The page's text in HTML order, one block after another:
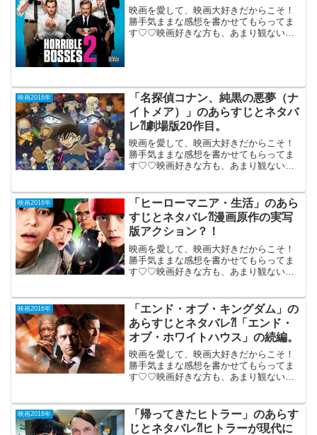
映画を愛して、映画大好きだからこそ！
勝手気ままな感想を書かせてもらってま
す♡♡映画好きな方も、あまり観ない方
映画2016年
「名探偵コナン、純黒の悪夢（ナ
イトメア）」のあらすじとネタバ
レ⁈劇場版20作目。
映画を愛して、映画大好きだからこそ！
勝手気ままな感想を書かせてもらってま
す♡♡映画好きな方も、あまり観ない方
2016年4月16日公開（112分）大ヒットシ
リーズ...
映画2016年
「ヒーローマニア・生活」のあら
すじとネタバレ⁈漫画原作の実写
版アクション？！
映画を愛して、映画大好きだからこそ！
勝手気ままな感想を書かせてもらってま
す♡♡映画好きな方も、あまり観ない方
分）漫画原作の安易な実写版アクショ
ン？（ジャン...
映画2016年
「エンド・オブ・キングダム」の
あらすじとネタバレ⁈「エンド・
オブ・ホワイトハウス」の続編。
映画を愛して、映画大好きだからこそ！
勝手気ままな感想を書かせてもらってま
す♡♡映画好きな方も、あまり観ない方
12）2016年5月28日公開（99分）テロリ
ストから大...
映画2016年
「帰ってきたヒトラー」のあらす
じとネタバレ⁈ヒトラーが現代に